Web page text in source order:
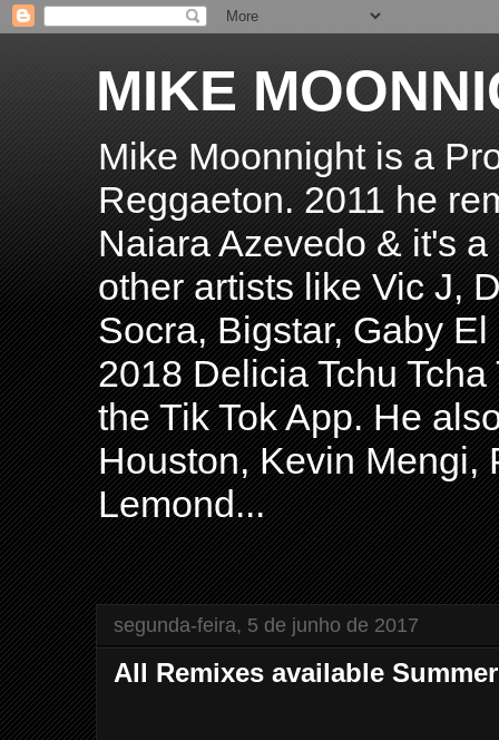
MIKE
Mike Moonnight is a
Reggaeton. 2011 he
Naiara Azevedo & it's
other artists like Vic J,
Socra, Bigstar, Gaby
2018 Delicia Tchu
the Tik Tok App. He
Houston, Kevin Mengi,
Lemond...
segunda-feira, 5 de junho de 2017
All Remixes available